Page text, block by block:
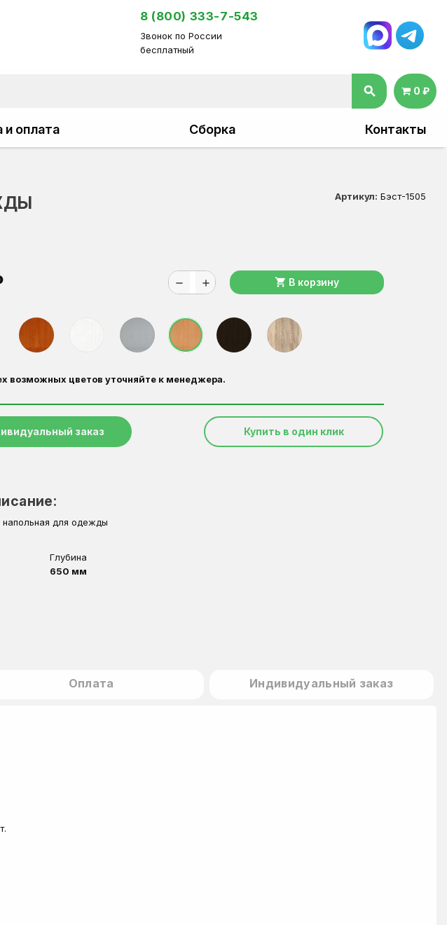
8 (800) 333-7-543
Звонок по России
бесплатный
search 0 ₽
и оплата Сборка Контакты
Артикул: Бэст-1505
remove add shopping_cart В корзину
возможных цветов уточняйте к менеджера.
заказ Купить в один клик
для одежды
Глубина
650 мм
Оплата Индивидуальный заказ